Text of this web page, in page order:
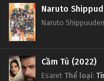
Naruto
Naruto Shippuuden
Cầm Tù (2022)
Esaret Thể loại: